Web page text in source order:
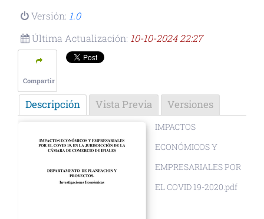
Versión: 1.0
Última Actualización: 10-10-2024 22:27
Compartir
Descripción Vista Previa Versiones
IMPACTOS
ECONÓMICOS Y
EMPRESARIALES POR
EL COVID 19-2020.pdf